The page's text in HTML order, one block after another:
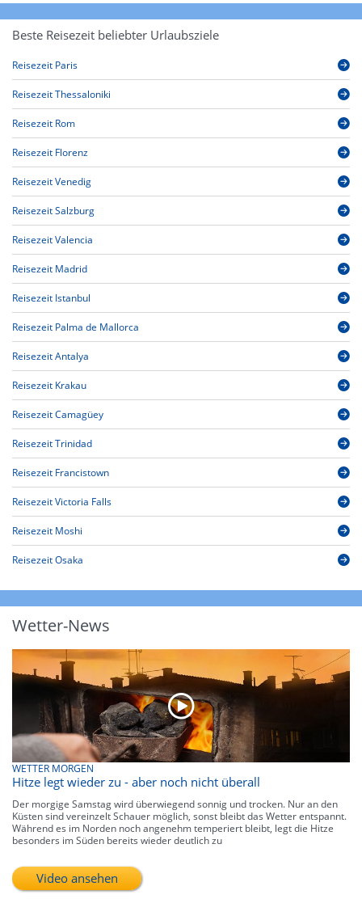
Beste Reisezeit beliebter Urlaubsziele
Reisezeit Paris
Reisezeit Thessaloniki
Reisezeit Rom
Reisezeit Florenz
Reisezeit Venedig
Reisezeit Salzburg
Reisezeit Valencia
Reisezeit Madrid
Reisezeit Istanbul
Reisezeit Palma de Mallorca
Reisezeit Antalya
Reisezeit Krakau
Reisezeit Camagüey
Reisezeit Trinidad
Reisezeit Francistown
Reisezeit Victoria Falls
Reisezeit Moshi
Reisezeit Osaka
Wetter-News
WETTER MORGEN
Hitze legt wieder zu - aber noch nicht überall
Der morgige Samstag wird überwiegend sonnig und trocken. Nur an den
Küsten sind vereinzelt Schauer möglich, sonst bleibt das Wetter entspannt.
Während es im Norden noch angenehm temperiert bleibt, legt die Hitze
besonders im Süden bereits wieder deutlich zu
Video ansehen